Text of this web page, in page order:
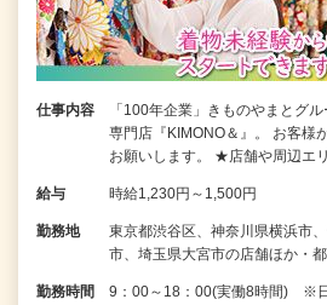
仕事内容
「100年企業」きものやまとグ
専門店『KIMONO＆』。 お客様
お願いします。 ★店舗や周辺エ
給与 時給1,230円～1,500円
勤務地
東京都渋谷区、神奈川県横浜市
市、埼玉県大宮市の店舗ほか・
勤務時間
9：00～18：00(実働8時間) ※